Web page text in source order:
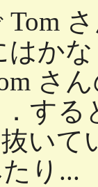
はか
さ
する
いて
り...